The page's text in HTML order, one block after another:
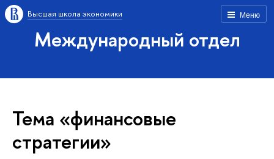
Меню
Высшая школа экономики
Международный отдел
Тема «финансовые
стратегии»